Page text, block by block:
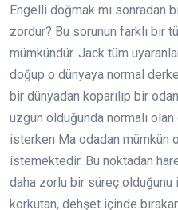
Engelli doğmak mı sonradan
zordur? Bu sorunun farklı bir
mümkündür. Jack tüm
doğup o dünyaya normal
bir dünyadan koparılıp bir
üzgün olduğunda normali
isterken Ma odadan mümkün
istemektedir. Bu noktadan
daha zorlu bir süreç olduğunu
korkutan, dehşet içinde